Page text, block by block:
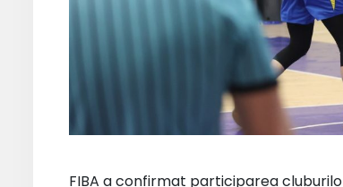
FIBA a confirmat participarea